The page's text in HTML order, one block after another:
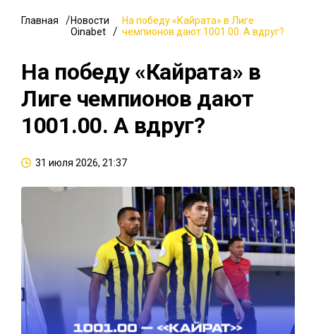
Главная
Новости
Oinabet
На победу «Кайрата» в Лиге
чемпионов дают 1001.00. А вдруг?
На победу «Кайрата» в
Лиге чемпионов дают
1001.00. А вдруг?
31 июля 2026, 21:37